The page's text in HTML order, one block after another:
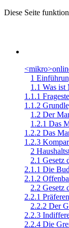
Diese Seite
1
1.1 Was
1.1.1
1.1.2
1.2 Der
1.2.1 Das
1.2.2 Das
1.2.3
2
2.1 Gesetz
2.1.1 Die
2.1.2
2.2 Gesetz
2.2.1
2.2.2 Der
2.2.3
2.2.4 Die